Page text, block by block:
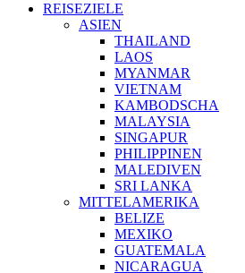
REISEZIELE
ASIEN
THAILAND
LAOS
MYANMAR
VIETNAM
KAMBODSCHA
MALAYSIA
SINGAPUR
PHILIPPINEN
MALEDIVEN
SRI LANKA
MITTELAMERIKA
BELIZE
MEXIKO
GUATEMALA
NICARAGUA